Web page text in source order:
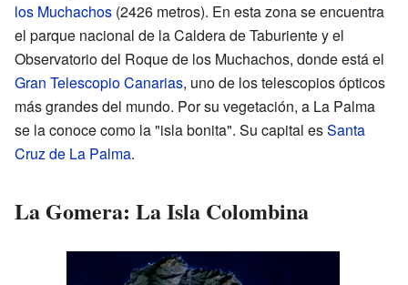
los Muchachos (2426 metros). En esta zona se encuentra
el parque nacional de la Caldera de Taburiente y el
Observatorio del Roque de los Muchachos, donde está el
Gran Telescopio Canarias, uno de los telescopios ópticos
más grandes del mundo. Por su vegetación, a La Palma
se la conoce como la "isla bonita". Su capital esSanta
Cruz de La Palma.
La Gomera: La Isla Colombina